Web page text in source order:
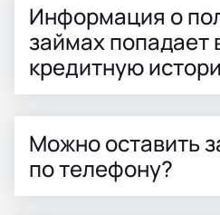
Информация о
займах попадает
кредитную
Можно оставить
по телефону?